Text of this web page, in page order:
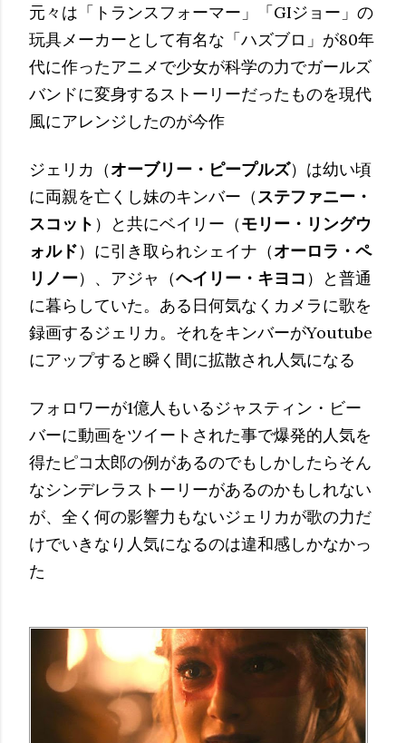
元々は「トランスフォーマー」「GIジョー」の
玩具メーカーとして有名な「ハズブロ」が80年
代に作ったアニメで少女が科学の力でガールズ
バンドに変身するストーリーだったものを現代
風にアレンジしたのが今作
ジェリカ（オーブリー・ピープルズ）は幼い頃
に両親を亡くし妹のキンバー（ステファニー・
スコット ）と共にベイリー（モリー・リングウ
ォルド）に引き取られシェイナ（オーロラ・ペ
リノー）、アジャ（ヘイリー・キヨコ ）と普通
に暮らしていた。ある日何気なくカメラに歌を
録画するジェリカ。それをキンバーがYoutube
にアップすると瞬く間に拡散され人気になる
フォロワーが1億人もいるジャスティン・ビー
バーに動画をツイートされた事で爆発的人気を
得たピコ太郎の例があるのでもしかしたらそん
なシンデレラストーリーがあるのかもしれない
が、全く何の影響力もないジェリカが歌の力だ
けでいきなり人気になるのは違和感しかなかっ
た